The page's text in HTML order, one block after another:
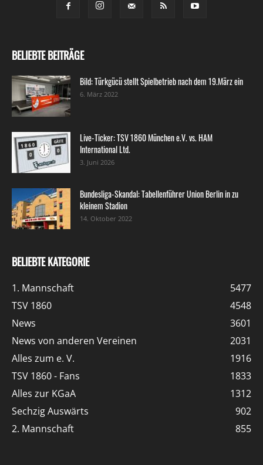
BELIEBTE BEITRÄGE
Bild: Türkgücü stellt Spielbetrieb nach dem 19.März ein
6. März 2022
Live-Ticker: TSV 1860 München e.V. vs. HAM
International Ltd.
3. Juni 2026
Bundesliga-Skandal: Tabellenführer Union Berlin in zu
kleinem Stadion
14. Oktober 2022
BELIEBTE KATEGORIE
1. Mannschaft
5477
TSV 1860
4548
News
3601
News von anderen Vereinen
2031
Alles zum e. V.
1916
TSV 1860 - Fans
1833
Alles zur KGaA
1312
Sechzig Auswärts
902
2. Mannschaft
855